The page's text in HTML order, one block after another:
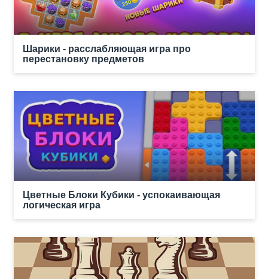
Шарики - расслабляющая игра про
перестановку предметов
Цветные Блоки Кубики - успокаивающая
логическая игра